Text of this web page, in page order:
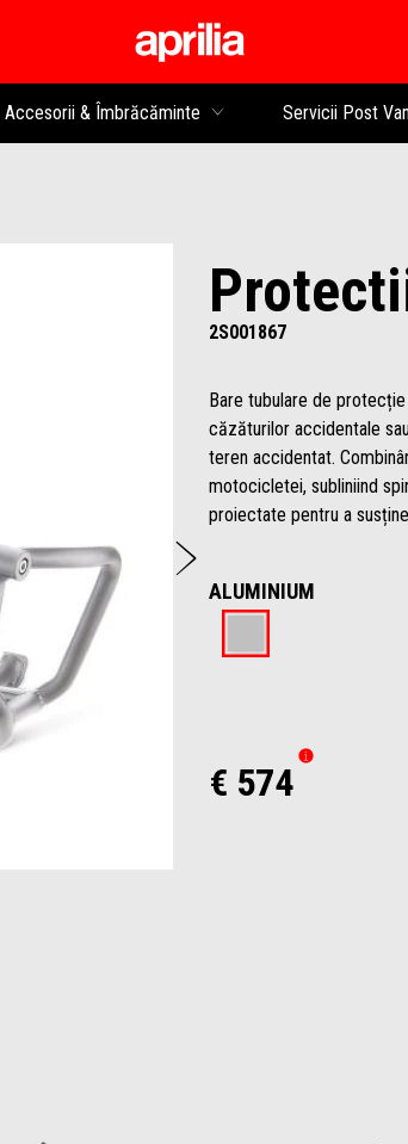
Accesorii & Îmbrăcăminte Servicii Post
2S001867
Bare tubulare de
căzăturilor accidentale
teren accidentat.
motocicletei, subliniind
proiectate pentru a
ALUMINIUM
€ 574